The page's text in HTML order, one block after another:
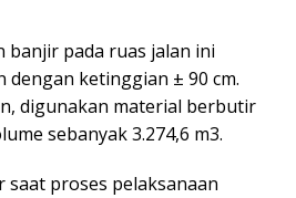
banjir pada ruas jalan ini
ketinggian ± 90 cm.
digunakan material berbutir
sebanyak 3.274,6 m3.
saat proses pelaksanaan